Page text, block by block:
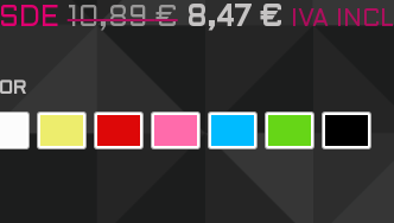
10,89€ 8,47 € IVA INCL